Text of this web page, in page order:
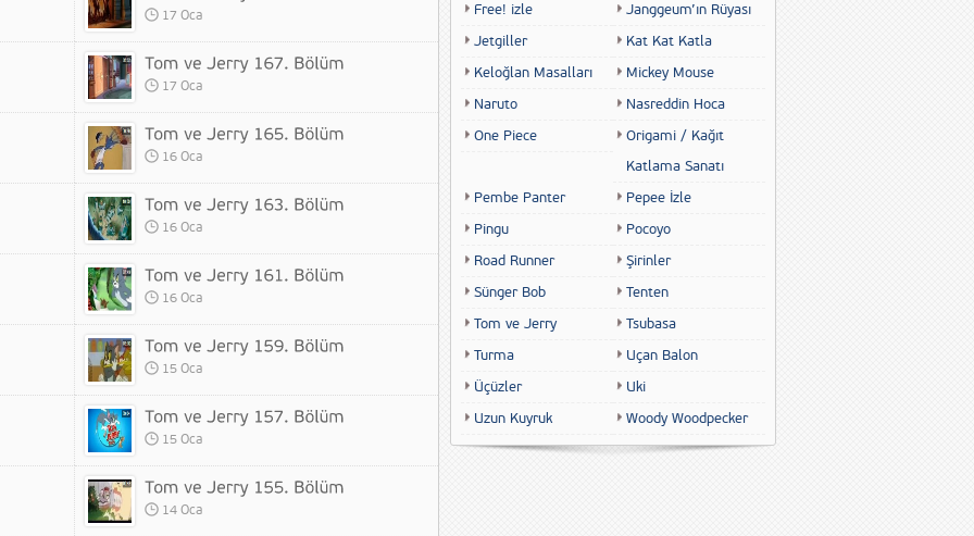
17 Oca
17 Oca
16 Oca
16 Oca
16 Oca
15 Oca
15 Oca
14 Oca
Free! izle
Janggeum’ın Rüyası
Jetgiller
Kat Kat Katla
Keloğlan Masalları
Mickey Mouse
Naruto
Nasreddin Hoca
One Piece
Origami / Kağıt
Katlama Sanatı
Pembe Panter
Pepee İzle
Pingu
Pocoyo
Road Runner
Şirinler
Sünger Bob
Tenten
Tom ve Jerry
Tsubasa
Turma
Uçan Balon
Üçüzler
Uki
Uzun Kuyruk
Woody Woodpecker